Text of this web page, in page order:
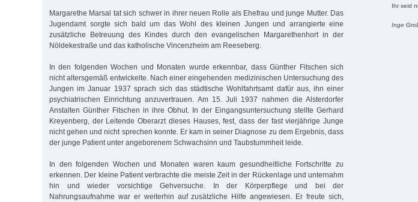
Ihr seid
Inge
Margarethe Marsal tat sich schwer in ihrer neuen Rolle als Ehefrau und junge Mutter. Das
Jugendamt sorgte sich bald um das Wohl des kleinen Jungen und arrangierte eine
zusätzliche Betreuung des Kindes durch den evangelischen Margarethenhort in der
Nöldekestraße und das katholische Vincenzheim am Reeseberg.
In den folgenden Wochen und Monaten wurde erkennbar, dass Günther Fitschen sich
nicht altersgemäß entwickelte. Nach einer eingehenden medizinischen Untersuchung des
Jungen im Januar 1937 sprach sich das städtische Wohlfahrtsamt dafür aus, ihn einer
psychiatrischen Einrichtung anzuvertrauen. Am 15. Juli 1937 nahmen die Alsterdorfer
Anstalten Günther Fitschen in ihre Obhut. In der Eingangsuntersuchung stellte Gerhard
Kreyenberg, der Leitende Oberarzt dieses Hauses, fest, dass der fast vierjährige Junge
nicht gehen und nicht sprechen konnte. Er kam in seiner Diagnose zu dem Ergebnis, dass
der junge Patient unter angeborenem Schwachsinn und Taubstummheit leide.
In den folgenden Wochen und Monaten waren kaum gesundheitliche Fortschritte zu
erkennen. Der kleine Patient verbrachte die meiste Zeit in der Rückenlage und unternahm
hin und wieder vorsichtige Gehversuche. In der Körperpflege und bei der
Nahrungsaufnahme war er weiterhin auf zusätzliche Hilfe angewiesen. Er freute sich,